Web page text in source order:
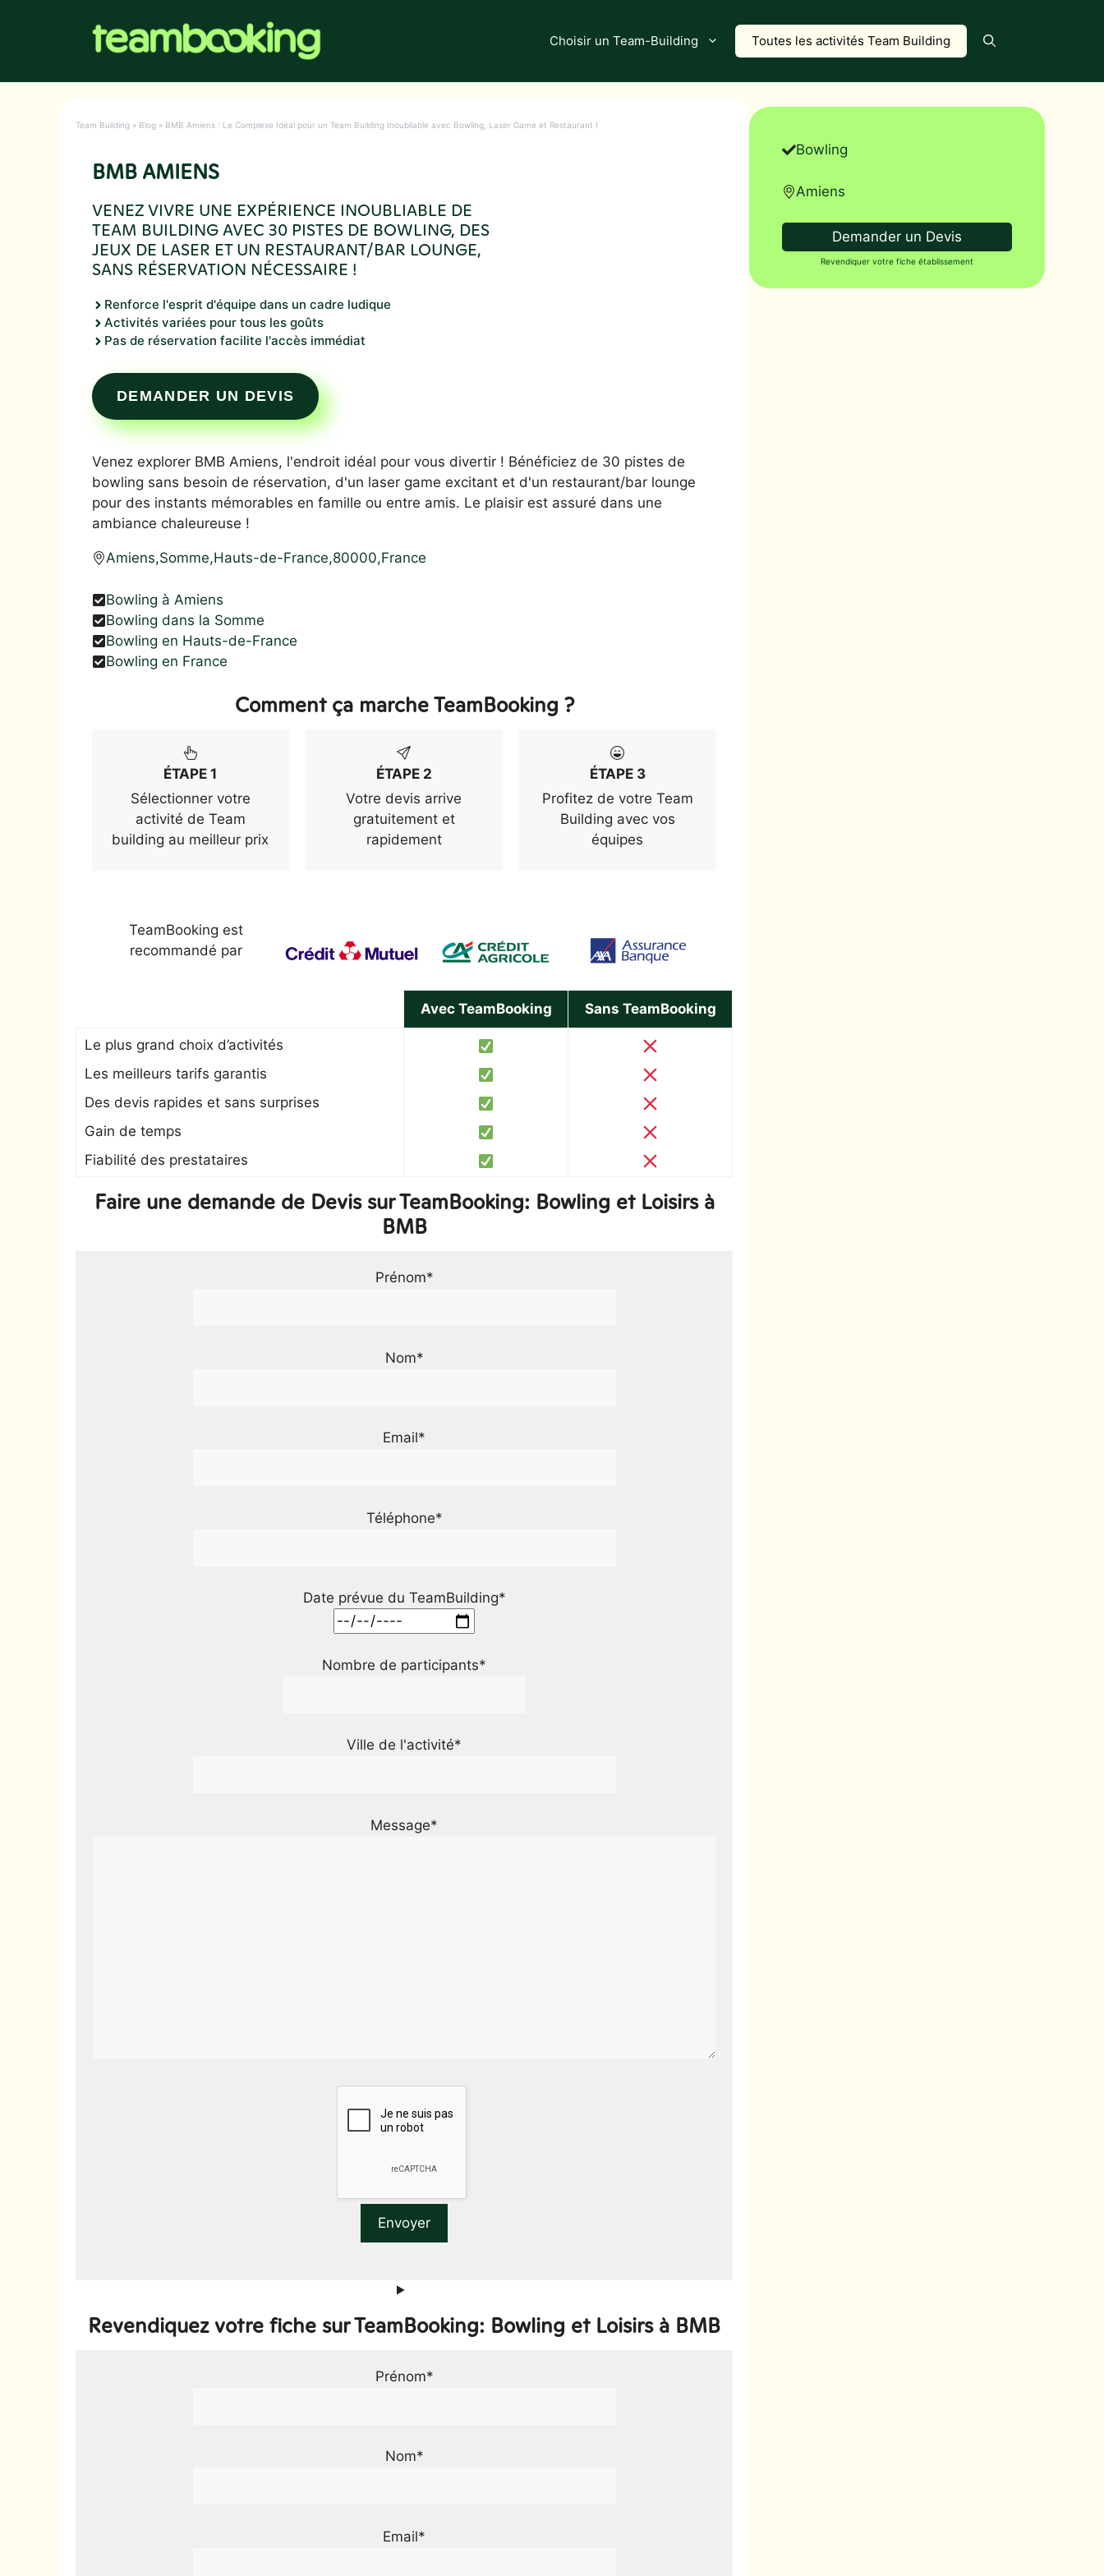
Choisir un Team-Building Toutes les activités Team Building
Team Building » Blog » BMB Amiens : Le Complexe Idéal pour un Team Building Inoubliable avec Bowling, Laser Game et Restaurant !
BMB AMIENS
VENEZ VIVRE UNE EXPÉRIENCE INOUBLIABLE DE
TEAM BUILDING AVEC 30 PISTES DE BOWLING, DES
JEUX DE LASER ET UN RESTAURANT/BAR LOUNGE,
SANS RÉSERVATION NÉCESSAIRE !
Renforce l'esprit d'équipe dans un cadre ludique
Activités variées pour tous les goûts
Pas de réservation facilite l'accès immédiat
DEMANDER UN DEVIS
Venez explorer BMB Amiens, l'endroit idéal pour vous divertir ! Bénéficiez de 30 pistes de
bowling sans besoin de réservation, d'un laser game excitant et d'un restaurant/bar lounge
pour des instants mémorables en famille ou entre amis. Le plaisir est assuré dans une
ambiance chaleureuse !
Amiens,Somme,Hauts-de-France,80000,France
Bowling à Amiens
Bowling dans la Somme
Bowling en Hauts-de-France
Bowling en France
Comment ça marche TeamBooking ?
ÉTAPE 1
Sélectionner votre
activité de Team
building au meilleur prix
ÉTAPE 2
Votre devis arrive
gratuitement et
rapidement
ÉTAPE 3
Profitez de votre Team
Building avec vos
équipes
TeamBooking est
recommandé par
Avec TeamBooking Sans TeamBooking
Le plus grand choix d’activités
Les meilleurs tarifs garantis
Des devis rapides et sans surprises
Gain de temps
Fiabilité des prestataires
Faire une demande de Devis sur TeamBooking: Bowling et Loisirs à
BMB
Prénom*
Nom*
Email*
Téléphone*
Date prévue du TeamBuilding*
Nombre de participants*
Ville de l'activité*
Message*
Revendiquez votre fiche sur TeamBooking: Bowling et Loisirs à BMB
Prénom*
Nom*
Email*
Bowling
Amiens
Demander un Devis
Revendiquer votre fiche établissement